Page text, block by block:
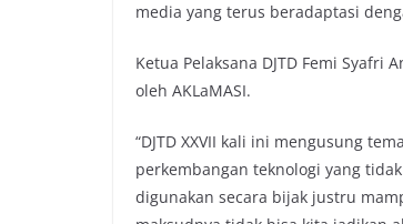
media yang terus beradaptasi
Ketua Pelaksana DJTD Femi
oleh AKLaMASI.
“DJTD XXVII kali ini mengusung
perkembangan teknologi yang
digunakan secara bijak justru